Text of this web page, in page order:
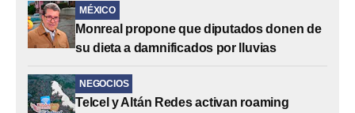
MÉXICO
Monreal propone que diputados donen de
su dieta a damnificados por lluvias
NEGOCIOS
Telcel y Altán Redes activan roaming